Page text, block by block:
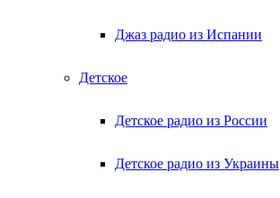
Джаз радио из Испании
Детское
Детское радио из России
Детское радио из Украины